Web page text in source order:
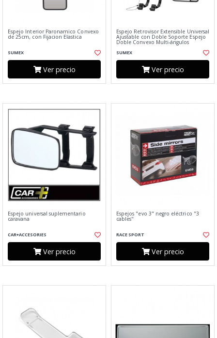
Espejo Interior Paronamico Convexo
de 25cm, con Fijacion Elastica
SUMEX
Ver precio
Espejo Retrovisor Extensible Universal
Ajustable con Doble Soporte Espejo
Doble Convexo Multi-ángulos
SUMEX
Ver precio
Espejo universal suplementario
caravana
CAR+ACCESORIES
Ver precio
Espejos "evo 3" negro eléctrico "3
cables"
RACE SPORT
Ver precio